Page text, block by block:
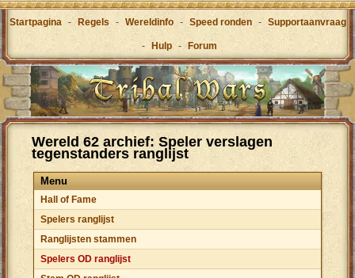
Startpagina - Regels - Wereldinfo - Speed ronden - Supportaanvraag
- Hulp - Forum
Wereld 62 archief: Speler verslagen
tegenstanders ranglijst
Menu
Hall of Fame
Spelers ranglijst
Ranglijsten stammen
Spelers OD ranglijst